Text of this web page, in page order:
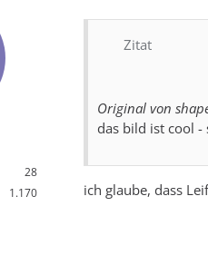
28
1.170
Zitat
Original von
das bild ist cool -
ich glaube, dass